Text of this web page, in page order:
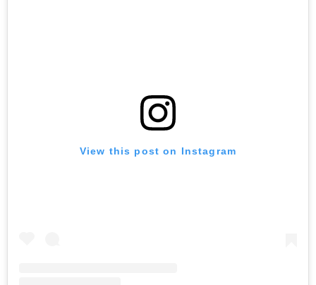
View this post on Instagram